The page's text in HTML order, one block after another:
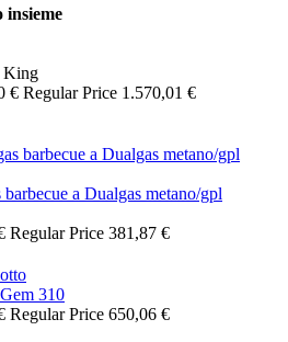
insieme
King
€ Regular Price 1.570,01 €
a Dualgas metano/gpl
Regular Price 381,87 €
310
Regular Price 650,06 €